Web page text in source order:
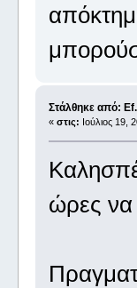
Στάλθηκε από:
« στις: Ιούλιος 19,
ώρες να